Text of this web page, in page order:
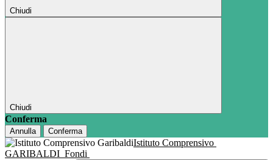
Chiudi
Chiudi
Conferma
Annulla Conferma
Istituto Comprensivo
GARIBALDI Fondi